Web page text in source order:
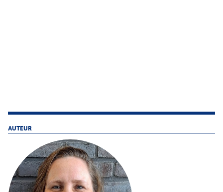
AUTEUR